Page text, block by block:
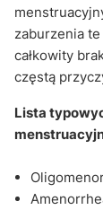
zaburzenia
całkowity
częstą
Lista